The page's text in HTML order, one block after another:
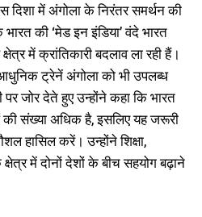
में अंगोला के निरंतर समर्थन की
की ‘मेड इन इंडिया’ वंदे भारत
में क्रांतिकारी बदलाव ला रही हैं।
आधुनिक ट्रेनें अंगोला को भी उपलब्ध
जोर देते हुए उन्होंने कहा कि भारत
संख्या अधिक है, इसलिए यह जरूरी
हासिल करें। उन्होंने शिक्षा,
में दोनों देशों के बीच सहयोग बढ़ाने